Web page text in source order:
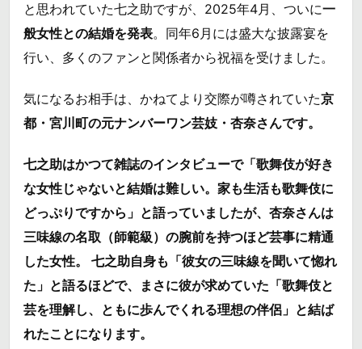
と思われていた七之助ですが、2025年4月、ついに一
般女性との結婚を発表。同年6月には盛大な披露宴を
行い、多くのファンと関係者から祝福を受けました。
気になるお相手は、かねてより交際が噂されていた京
都・宮川町の元ナンバーワン芸妓・杏奈さんです。
七之助はかつて雑誌のインタビューで「歌舞伎が好き
な女性じゃないと結婚は難しい。家も生活も歌舞伎に
どっぷりですから 」と語っていましたが、杏奈さんは
三味線の名取（師範級）の腕前を持つほど芸事に精通
した女性。 七之助自身も「彼女の三味線を聞いて惚れ
た 」と語るほどで、まさに彼が求めていた「歌舞伎と
芸を理解し、ともに歩んでくれる理想の伴侶」と結ば
れたことになります。